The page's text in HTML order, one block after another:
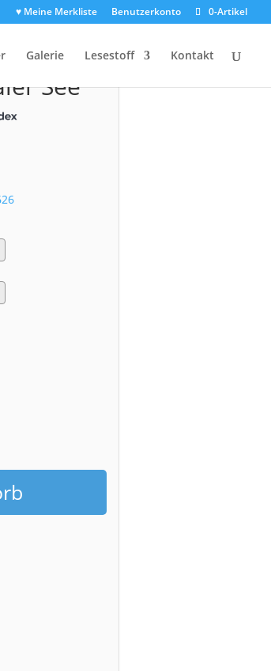
♥ Meine Merkliste Benutzerkonto 0-Artikel
Galerie Lesestoff Kontakt
See